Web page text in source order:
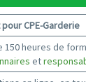
CPE-Garderie
150 heures de
et